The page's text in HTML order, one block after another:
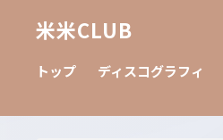
米米CLUB
トップ ディスコグラフィ